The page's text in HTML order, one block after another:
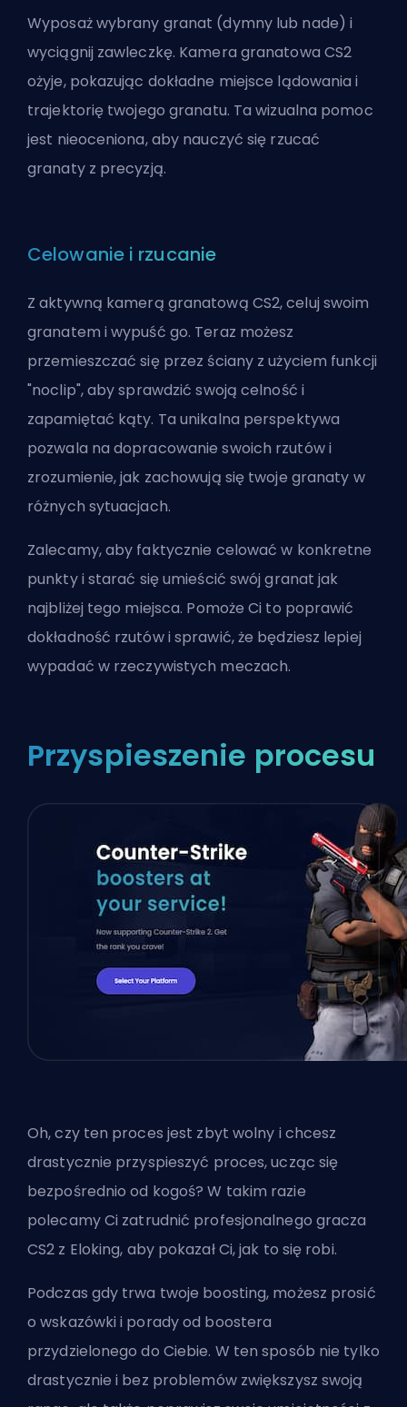
Wyposaż wybrany granat (dymny lub nade) i
wyciągnij zawleczkę. Kamera granatowa CS2
ożyje, pokazując dokładne miejsce lądowania i
trajektorię twojego granatu. Ta wizualna pomoc
jest nieoceniona, aby nauczyć się rzucać
granaty z precyzją.
Celowanie i rzucanie
Z aktywną kamerą granatową CS2, celuj swoim
granatem i wypuść go. Teraz możesz
przemieszczać się przez ściany z użyciem funkcji
"noclip", aby sprawdzić swoją celność i
zapamiętać kąty. Ta unikalna perspektywa
pozwala na dopracowanie swoich rzutów i
zrozumienie, jak zachowują się twoje granaty w
różnych sytuacjach.
Zalecamy, aby faktycznie celować w konkretne
punkty i starać się umieścić swój granat jak
najbliżej tego miejsca. Pomoże Ci to poprawić
dokładność rzutów i sprawić, że będziesz lepiej
wypadać w rzeczywistych meczach.
Przyspieszenie procesu
Oh, czy ten proces jest zbyt wolny i chcesz
drastycznie przyspieszyć proces, ucząc się
bezpośrednio od kogoś? W takim razie
polecamy Ci zatrudnić profesjonalnego gracza
CS2 z Eloking, aby pokazał Ci, jak to się robi.
Podczas gdy trwa twoje boosting, możesz prosić
o wskazówki i porady od boostera
przydzielonego do Ciebie. W ten sposób nie tylko
drastycznie i bez problemów zwiększysz swoją